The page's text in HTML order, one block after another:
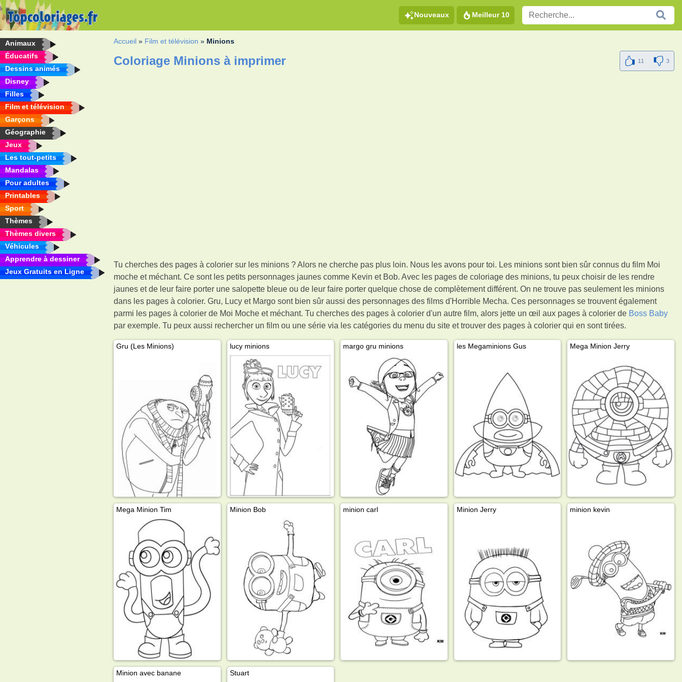
Nouveaux Meilleur 10
Animaux
Éducatifs
Dessins animés
Disney
Filles
Film et télévision
Garçons
Géographie
Jeux
Les tout-petits
Mandalas
Pour adultes
Printables
Sport
Thèmes
Thèmes divers
Véhicules
Apprendre à dessiner
Jeux Gratuits en Ligne
Accueil » Film et télévision » Minions
Coloriage Minions à imprimer 11 3
Tu cherches des pages à colorier sur les minions ? Alors ne cherche pas plus loin. Nous les avons pour toi. Les minions sont bien sûr connus du film Moi
moche et méchant. Ce sont les petits personnages jaunes comme Kevin et Bob. Avec les pages de coloriage des minions, tu peux choisir de les rendre
jaunes et de leur faire porter une salopette bleue ou de leur faire porter quelque chose de complètement différent. On ne trouve pas seulement les minions
dans les pages à colorier. Gru, Lucy et Margo sont bien sûr aussi des personnages des films d'Horrible Mecha. Ces personnages se trouvent également
parmi les pages à colorier de Moi Moche et méchant. Tu cherches des pages à colorier d'un autre film, alors jette un œil aux pages à colorier de Boss Baby
par exemple. Tu peux aussi rechercher un film ou une série via les catégories du menu du site et trouver des pages à colorier qui en sont tirées.
Gru (Les Minions) lucy minions margo gru minions les Megaminions Gus Mega Minion Jerry
Mega Minion Tim Minion Bob minion carl Minion Jerry minion kevin
Minion avec banane Stuart